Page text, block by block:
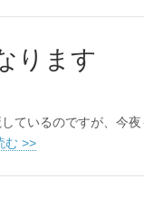
ります
ているのですが、今
む >>